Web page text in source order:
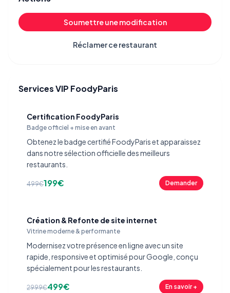
Soumettre une modification
Réclamer ce restaurant
Services VIP FoodyParis
Certification FoodyParis
Badge officiel + mise en avant
Obtenez le badge certifié FoodyParis et apparaissez
dans notre sélection officielle des meilleurs
restaurants.
499€199€ Demander
Création & Refonte de site internet
Vitrine moderne & performante
Modernisez votre présence en ligne avec un site
rapide, responsive et optimisé pour Google, conçu
spécialement pour les restaurants.
2999€499€ En savoir +